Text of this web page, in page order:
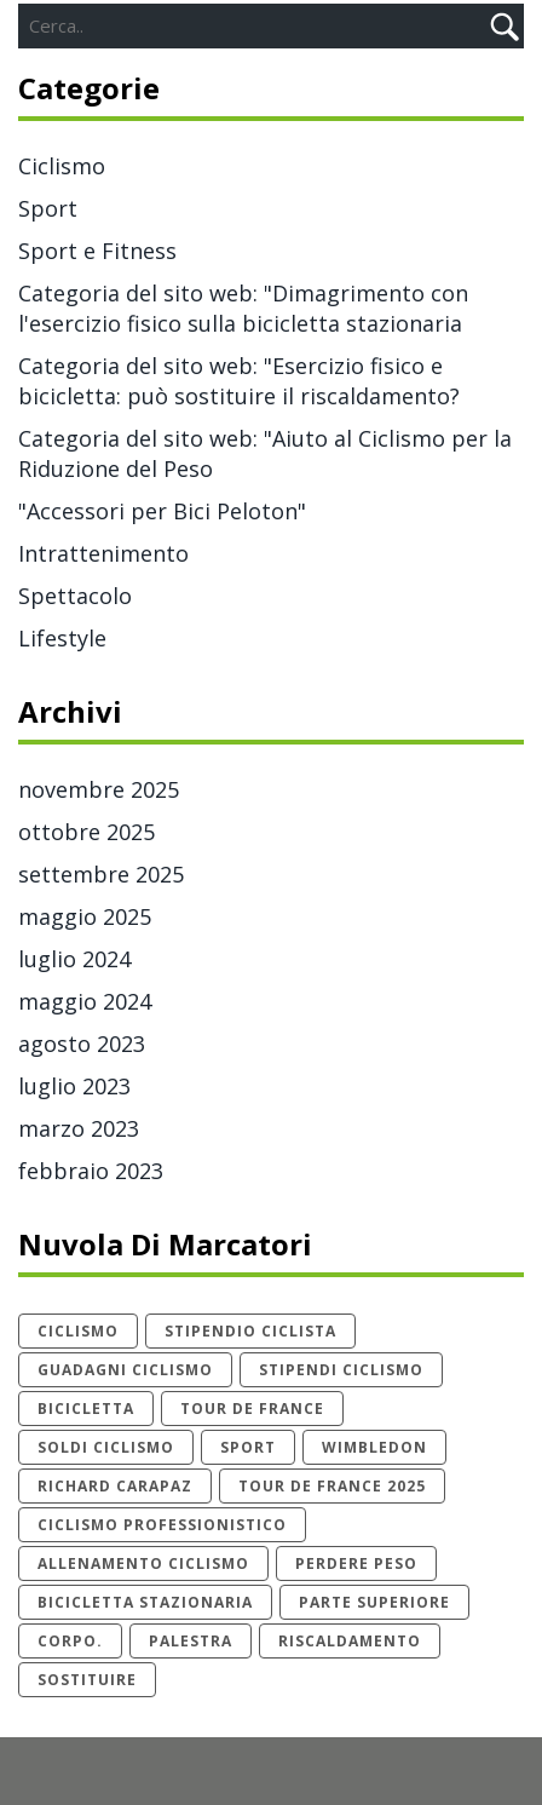
Categorie
Ciclismo
Sport
Sport e Fitness
Categoria del sito web: "Dimagrimento con
l'esercizio fisico sulla bicicletta stazionaria
Categoria del sito web: "Esercizio fisico e
bicicletta: può sostituire il riscaldamento?
Categoria del sito web: "Aiuto al Ciclismo per la
Riduzione del Peso
"Accessori per Bici Peloton"
Intrattenimento
Spettacolo
Lifestyle
Archivi
novembre 2025
ottobre 2025
settembre 2025
maggio 2025
luglio 2024
maggio 2024
agosto 2023
luglio 2023
marzo 2023
febbraio 2023
Nuvola Di Marcatori
CICLISMO
STIPENDIO CICLISTA
GUADAGNI CICLISMO
STIPENDI CICLISMO
BICICLETTA
TOUR DE FRANCE
SOLDI CICLISMO
SPORT
WIMBLEDON
RICHARD CARAPAZ
TOUR DE FRANCE 2025
CICLISMO PROFESSIONISTICO
ALLENAMENTO CICLISMO
PERDERE PESO
BICICLETTA STAZIONARIA
PARTE SUPERIORE
CORPO.
PALESTRA
RISCALDAMENTO
SOSTITUIRE